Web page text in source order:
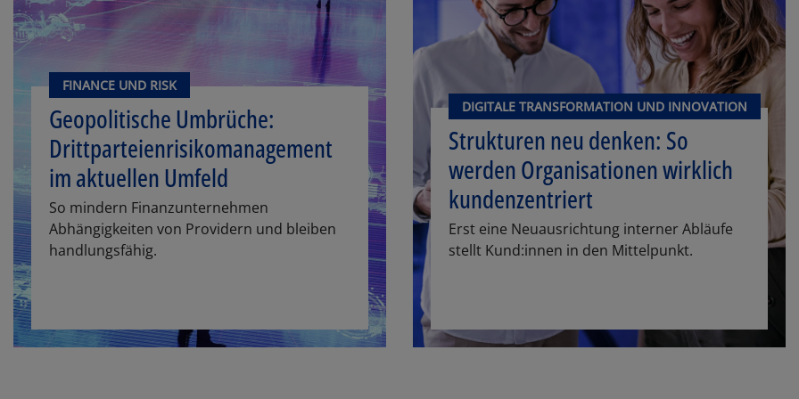
FINANCE UND RISK
Geopolitische Umbrüche:
Drittparteienrisikomanagement
im aktuellen Umfeld
So mindern Finanzunternehmen
Abhängigkeiten von Providern und bleiben
handlungsfähig.
DIGITALE TRANSFORMATION UND INNOVATION
Strukturen neu denken: So
werden Organisationen wirklich
kundenzentriert
Erst eine Neuausrichtung interner Abläufe
stellt Kund:innen in den Mittelpunkt.